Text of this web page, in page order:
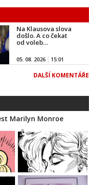
Na Klausova slova
došlo. A co čekat
od voleb…
05. 08. 2026 15:01
DALŠÍ KOMENTÁŘE
Marilyn Monroe